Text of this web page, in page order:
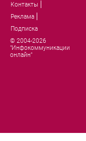
Контакты
Реклама
Подписка
© 2004-2026
"Инфокоммуникации
онлайн"